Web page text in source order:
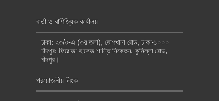
বার্তা ও বাণিজ্যিক কার্যালয়
ঢাকা: ২৩/৩-এ (৩য় তলা), তোপখানা রোড, ঢাকা-১০০০
চাঁদপুর: ফিরোজা হাফেজ শান্তি নিকেতন, কুমিল্লা রোড,
চাঁদপুর।
প্রয়োজনীয় লিংক